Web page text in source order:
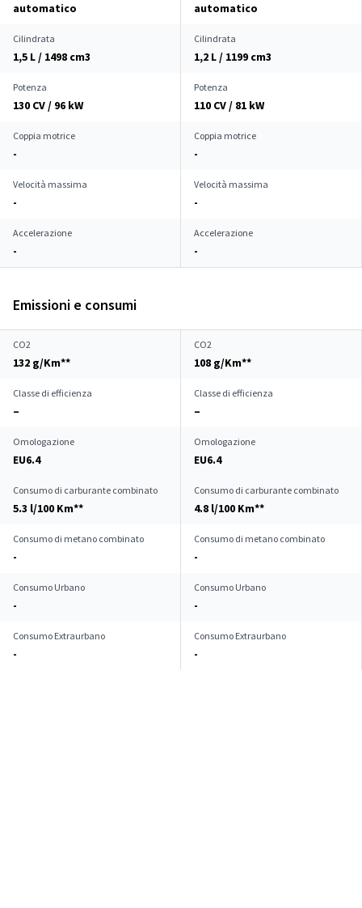
automatico automatico
Cilindrata
1,5 L / 1498 cm3
Cilindrata
1,2 L / 1199 cm3
Potenza
130 CV / 96 kW
Potenza
110 CV / 81 kW
Coppia motrice
-
Coppia motrice
-
Velocità massima
-
Velocità massima
-
Accelerazione
-
Accelerazione
-
Emissioni e consumi
CO2
132 g/Km**
CO2
108 g/Km**
Classe di efficienza
–
Classe di efficienza
–
Omologazione
EU6.4
Omologazione
EU6.4
Consumo di carburante combinato
5.3 l/100 Km**
Consumo di carburante combinato
4.8 l/100 Km**
Consumo di metano combinato
-
Consumo di metano combinato
-
Consumo Urbano
-
Consumo Urbano
-
Consumo Extraurbano
-
Consumo Extraurbano
-